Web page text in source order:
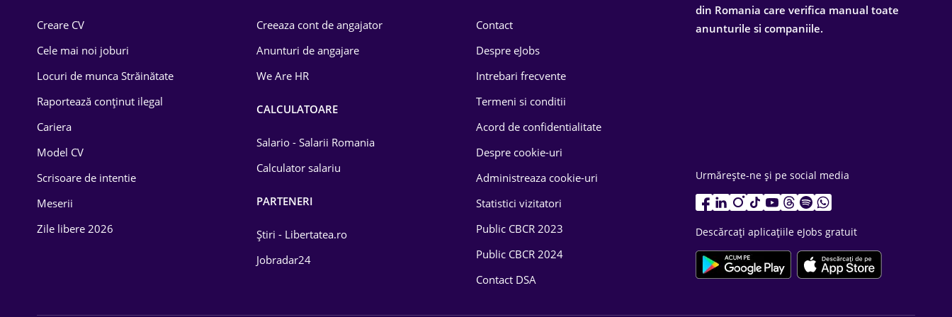
Drept
Educație / Training
Energetică
Farma
Creare CV
Cele mai noi joburi
Locuri de munca Străinătate
Raportează conținut ilegal
Cariera
Model CV
Scrisoare de intentie
Meserii
Zile libere 2026
Creeaza cont de angajator
Anunturi de angajare
We Are HR
CALCULATOARE
Salario - Salarii Romania
Calculator salariu
PARTENERI
Știri - Libertatea.ro
Jobradar24
Contact
Despre eJobs
Intrebari frecvente
Termeni si conditii
Acord de confidentialitate
Despre cookie-uri
Administreaza cookie-uri
Statistici vizitatori
Public CBCR 2023
Public CBCR 2024
Contact DSA
din Romania care verifica manual toate
anunturile si companiile.
Urmărește-ne și pe social media
Descărcați aplicațiile eJobs gratuit